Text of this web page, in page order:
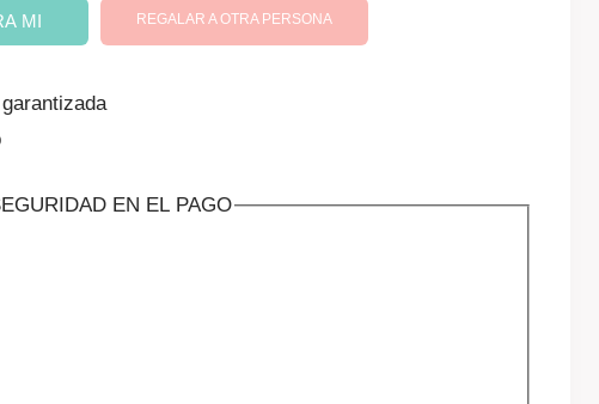
MI REGALAR A OTRA PERSONA
EN EL PAGO